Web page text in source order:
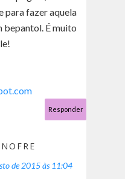
para fazer aquela
bepantol. É muito
Responder
de 2015 às 11:04